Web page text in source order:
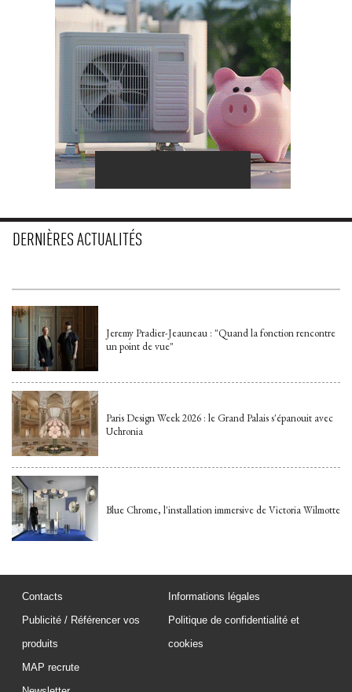
DERNIÈRES ACTUALITÉS
Jeremy Pradier-Jeauneau : "Quand la fonction rencontre
un point de vue"
Paris Design Week 2026 : le Grand Palais s'épanouit avec
Uchronia
Blue Chrome, l'installation immersive de Victoria Wilmotte
Contacts
Publicité / Référencer vos
produits
MAP recrute
Informations légales
Politique de confidentialité et
cookies